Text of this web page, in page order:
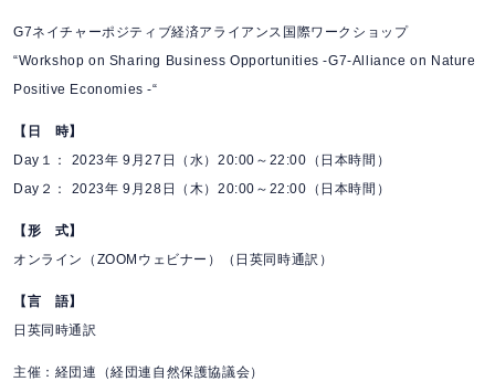
G7ネイチャーポジティブ経済アライアンス国際ワークショップ
“Workshop on Sharing Business Opportunities -G7-Alliance on Nature
Positive Economies -“
【日 時】
Day１： 2023年 9月27日（水）20:00～22:00（日本時間）
Day２： 2023年 9月28日（木）20:00～22:00（日本時間）
【形 式】
オンライン（ZOOMウェビナー）（日英同時通訳）
【言 語】
日英同時通訳
主催：経団連（経団連自然保護協議会）